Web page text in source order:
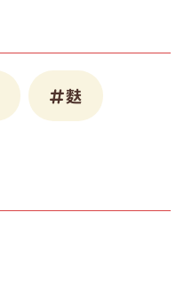
麩